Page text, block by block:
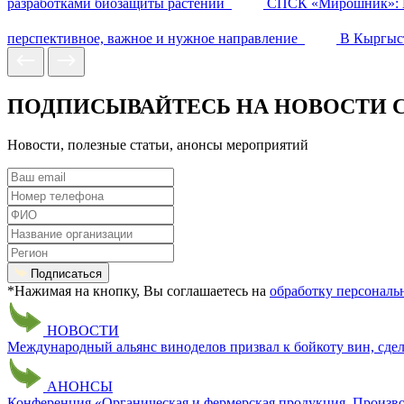
разработками биозащиты растений СПСК «Мирошник»:
перспективное, важное и нужное направление В
ПОДПИСЫВАЙТЕСЬ НА НОВОСТИ
Новости, полезные статьи, анонсы мероприятий
Подписаться
*Нажимая на кнопку, Вы соглашаетесь на обработку
НОВОСТИ
Международный альянс виноделов призвал к бойкоту вин,
АНОНСЫ